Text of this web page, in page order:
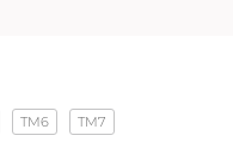
TM6 TM7